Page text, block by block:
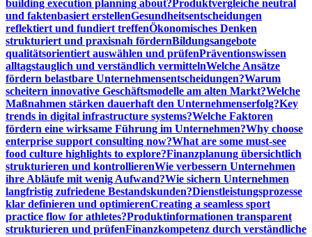
building execution planning about?Produktvergleiche neutral
und faktenbasiert erstellenGesundheitsentscheidungen
reflektiert und fundiert treffenÖkonomisches Denken
strukturiert und praxisnah fördernBildungsangebote
qualitätsorientiert auswählen und prüfenPräventionswissen
alltagstauglich und verständlich vermittelnWelche Ansätze
fördern belastbare Unternehmensentscheidungen?Warum
scheitern innovative Geschäftsmodelle am alten Markt?Welche
Maßnahmen stärken dauerhaft den Unternehmenserfolg?Key
trends in digital infrastructure systems?Welche Faktoren
fördern eine wirksame Führung im Unternehmen?Why choose
enterprise support consulting now?What are some must-see
food culture highlights to explore?Finanzplanung übersichtlich
strukturieren und kontrollierenWie verbessern Unternehmen
ihre Abläufe mit wenig Aufwand?Wie sichern Unternehmen
langfristig zufriedene Bestandskunden?Dienstleistungsprozesse
klar definieren und optimierenCreating a seamless sport
practice flow for athletes?Produktinformationen transparent
strukturieren und prüfenFinanzkompetenz durch verständliche